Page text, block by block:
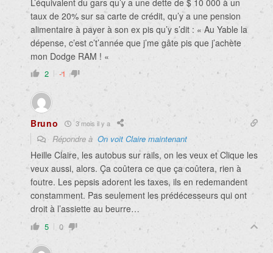
L’équivalent du gars qu’y a une dette de $ 10 000 à un
taux de 20% sur sa carte de crédit, qu’y a une pension
alimentaire à payer à son ex pis qu’y s’dit : « Au Yable la
dépense, c’est c’t’année que j’me gâte pis que j’achète
mon Dodge RAM ! «
2 -1
Bruno 3 mois il y a
Répondre à On voit Claire maintenant
Heille Claire, les autobus sur rails, on les veux et Clique les
veux aussi, alors. Ça coûtera ce que ça coûtera, rien à
foutre. Les pepsis adorent les taxes, ils en redemandent
constamment. Pas seulement les prédécesseurs qui ont
droit à l’assiette au beurre…
5 0